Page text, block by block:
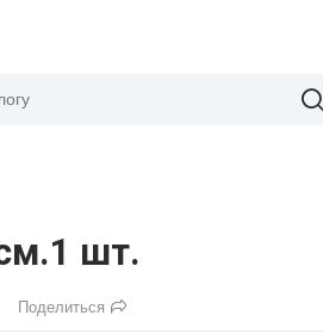
шт.
Поделиться